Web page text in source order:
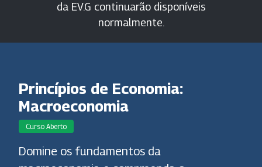
da EV.G continuarão disponíveis
normalmente.
Princípios de Economia:
Macroeconomia
Curso Aberto
Domine os fundamentos da